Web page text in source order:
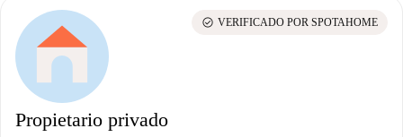
Propietario privado
check_circle VERIFICADO POR SPOTAHOME